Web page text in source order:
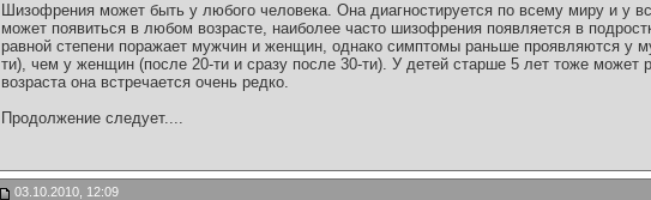
Шизофрения может быть у любого человека. Она диагностируется по всему миру и у
может появиться в любом возрасте, наиболее часто шизофрения появляется в
равной степени поражает мужчин и женщин, однако симптомы раньше проявляются у
ти), чем у женщин (после 20-ти и сразу после 30-ти). У детей старше 5 лет тоже может
возраста она встречается очень редко.
Продолжение следует....
03.10.2010, 12:09